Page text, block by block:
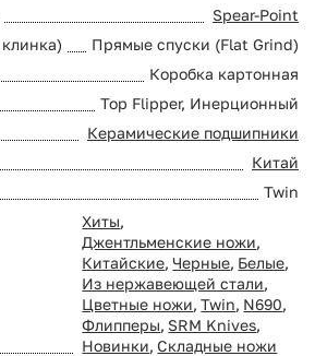
Spear-Point
Прямые спуски (Flat Grind)
Коробка картонная
Top Flipper, Инерционный
Керамические подшипники
Китай
Twin
Хиты,
Джентльменские ножи,
Китайские, Черные, Белые,
Из нержавеющей стали,
Цветные ножи, Twin, N690,
Флипперы, SRM Knives,
Новинки, Складные ножи